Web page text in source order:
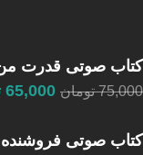
کتاب صوتی قدرت
75,000 تومان 65,000
کتاب صوتی